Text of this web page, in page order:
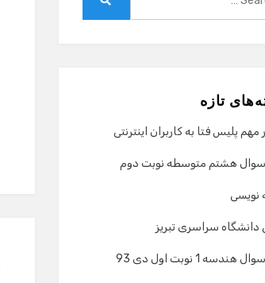
تازه
پلیس فتا به کاربران اینترنتی
سوال هشتم متوسطه نوبت دوم
نویسی
دانشگاه سراسری تبریز
1 نوبت اول دی 93